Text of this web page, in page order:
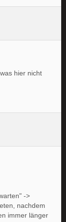
hier nicht
->
nachdem
immer länger